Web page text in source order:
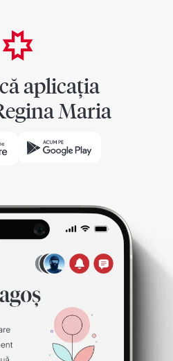
aplicația
Maria